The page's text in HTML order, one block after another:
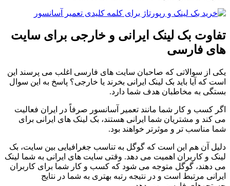
تفاوت بک لینک ایرانی و خارجی برای سایت
های فارسی
یکی از سوالاتی که صاحبان سایت های فارسی اغلب می پرسند این
است که آیا باید بک لینک ایرانی بخرند یا خارجی؟ پاسخ به این سوال
بستگی به مخاطبان هدف شما دارد.
اگر کسب و کار شما مانند تعمیر آسانسور صرفاً در ایران فعالیت
می کند و مشتریان شما ایرانی هستند، بک لینک های ایرانی برای
شما مناسب تر و موثرتر خواهند بود.
دلیل آن هم این است که گوگل به تناسب جغرافیایی بین سایت، بک
لینک و کاربران اهمیت می دهد. وقتی سایت های ایرانی به شما لینک
می دهند، گوگل متوجه می شود که کسب و کار شما برای کاربران
ایرانی مرتبط است و در نتیجه رتبه بهتری به شما در نتایج